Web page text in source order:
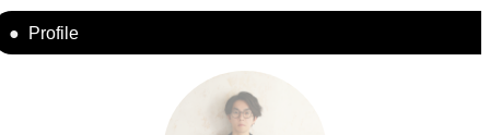
Profile